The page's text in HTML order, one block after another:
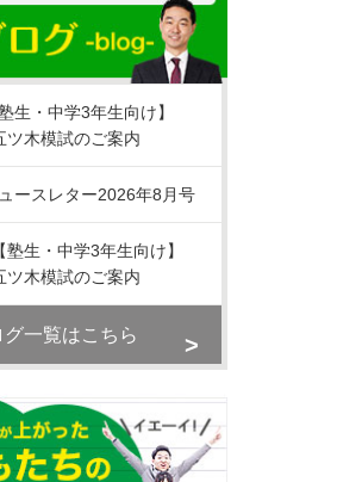
塾生・中学3年生向け】
ツ木模試のご案内
ースレター2026年8月号
【塾生・中学3年生向け】
ツ木模試のご案内
グ一覧はこちら